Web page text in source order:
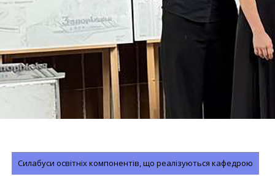
Силабуси освітніх компонентів, що реалізуються кафедрою